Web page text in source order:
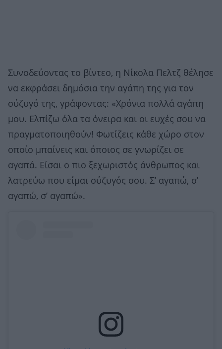
Συνοδεύοντας το βίντεο, η Νίκολα Πελτζ θέλησε
να εκφράσει δημόσια την αγάπη της για τον
σύζυγό της, γράφοντας: «Χρόνια πολλά αγάπη
μου. Ελπίζω όλα τα όνειρα και οι ευχές σου να
πραγματοποιηθούν! Φωτίζεις κάθε χώρο στον
οποίο μπαίνεις και όποιος σε γνωρίζει σε
αγαπά. Είσαι ο πιο ξεχωριστός άνθρωπος και
λατρεύω που είμαι σύζυγός σου. Σ’ αγαπώ, σ’
αγαπώ, σ’ αγαπώ».